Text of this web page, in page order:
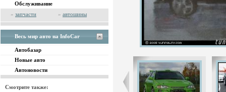
Обслуживание
» запчасти » автошины
Весь мир авто на InfoCar
Автобазар
Новые авто
Автоновости
Смотрите также: